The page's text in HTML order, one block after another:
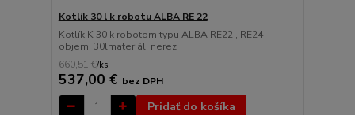
Kotlík 30 l k robotu ALBA RE 22
Kotlík K 30 k robotom typu ALBA RE22 , RE24
objem: 30lmateriál: nerez
660,51 €/ks
537,00 € bez DPH
Pridať do košíka